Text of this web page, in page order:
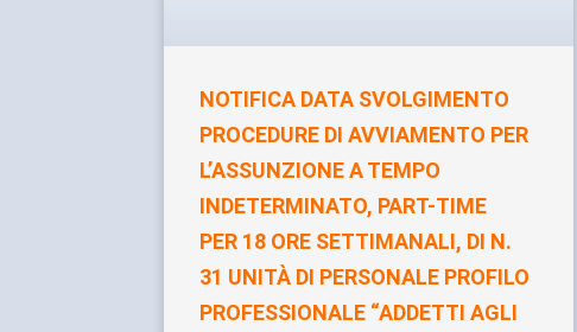
NOTIFICA DATA SVOLGIMENTO
PROCEDURE DI AVVIAMENTO PER
L’ASSUNZIONE A TEMPO
INDETERMINATO, PART-TIME
PER 18 ORE SETTIMANALI, DI N.
31 UNITÀ DI PERSONALE PROFILO
PROFESSIONALE “ADDETTI AGLI